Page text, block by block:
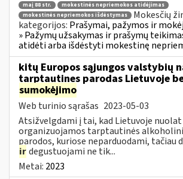
maį 88 str.
mokestinės nepriemokos atidėjimas
mokestinės nepriemokos išdėstymas
Mokesčių
kategorijos: Prašymai, pažymos ir
» Pažymų užsakymas ir prašymų
atidėti arba išdėstyti mokestinę
kitų Europos sąjungos valstybių
tarptautines parodas Lietuvoje
sumokėjimo
Web turinio sąrašas 2023-05-03
Atsižvelgdami į tai, kad Lietuvoje nuolat
organizuojamos tarptautinės
parodos, kuriose neparduodami, tačiau
irdegustuojami ne tik...
Metai: 2023